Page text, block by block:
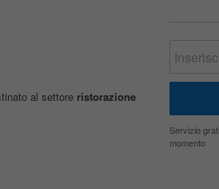
al settore ristorazione
Servizio
momento